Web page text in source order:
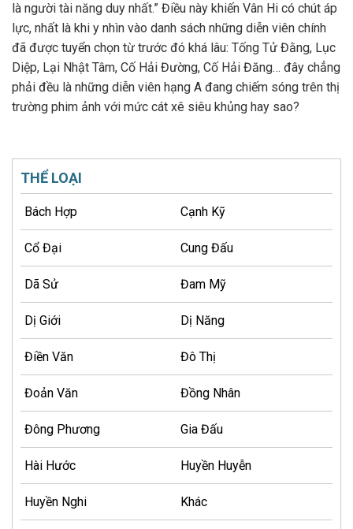
là người tài năng duy nhất.” Điều này khiến Vân Hi có chút áp
lực, nhất là khi y nhìn vào danh sách những diễn viên chính
đã được tuyển chọn từ trước đó khá lâu: Tống Tử Đằng, Lục
Diệp, Lại Nhật Tâm, Cố Hải Đường, Cố Hải Đăng… đây chẳng
phải đều là những diễn viên hạng A đang chiếm sóng trên thị
trường phim ảnh với mức cát xê siêu khủng hay sao?
THỂ LOẠI
Bách Hợp Cạnh Kỹ
Cổ Đại Cung Đấu
Dã Sử Đam Mỹ
Dị Giới Dị Năng
Điền Văn Đô Thị
Đoản Văn Đồng Nhân
Đông Phương Gia Đấu
Hài Hước Huyền Huyễn
Huyền Nghi Khác